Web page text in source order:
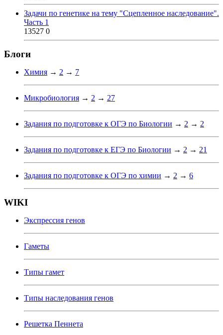
Задачи по генетике на тему "Сцепленное наследование".
Часть 1
13527 0
Блоги
Химия → 2 → 7
Микробиология → 2 → 27
Задания по подготовке к ОГЭ по Биологии → 2 → 2
Задания по подготовке к ЕГЭ по Биологии → 2 → 21
Задания по подготовке к ОГЭ по химии → 2 → 6
WIKI
Экспрессия генов
Гаметы
Типы гамет
Типы наследования генов
Решетка Пеннета